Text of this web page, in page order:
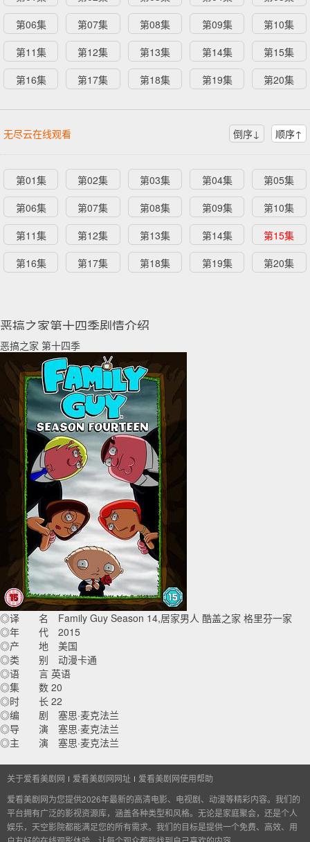
第06集
第07集 第08集 第09集
第10集
第11集
第12集 第13集 第14集
第15集
第16集
第17集 第18集 第19集 第20集
无尽云在线观看 倒序↓ 顺序↑
第01集 第02集 第03集 第04集
第05集
第06集
第07集 第08集 第09集
第10集
第11集
第12集 第13集 第14集
第15集
第16集
第17集 第18集 第19集 第20集
恶搞之家第十四季剧情介绍
恶搞之家 第十四季
◎译 名 Family Guy Season 14,居家男人 酷盖之家 格里芬一家
◎年 代 2015
◎产 地 美国
◎类 别 动漫卡通
◎语 言 英语
◎集 数 20
◎时 长 22
◎编 剧 塞思·麦克法兰
◎导 演 塞思·麦克法兰
◎主 演 塞思·麦克法兰
关于爱看美剧网 爱看美剧网网址
爱看美剧网使用帮助
爱看美剧网为您提供2026年最新的高清电影、电视剧、动漫等精彩内容。我们的
平台拥有广泛的影视资源库，涵盖各种类型和风格。无论是家庭聚会，还是个人
娱乐，天空影院都能满足您的所有需求。我们的目标是提供一个免费、高效、用